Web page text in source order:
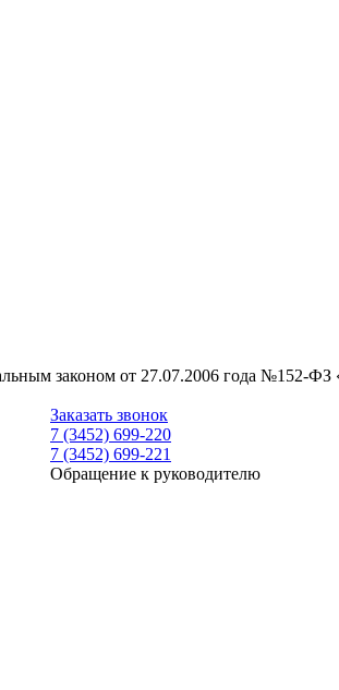
законом от 27.07.2006 года №152-
Заказать звонок
7 (3452) 699-220
7 (3452) 699-221
Обращение к руководителю